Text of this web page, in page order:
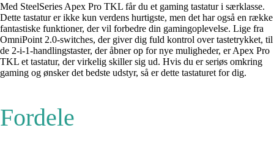
Med SteelSeries Apex Pro TKL får du et gaming tastatur i særklasse.
Dette tastatur er ikke kun verdens hurtigste, men det har også en række
fantastiske funktioner, der vil forbedre din gamingoplevelse. Lige fra
OmniPoint 2.0-switches, der giver dig fuld kontrol over tastetrykket, til
de 2-i-1-handlingstaster, der åbner op for nye muligheder, er Apex Pro
TKL et tastatur, der virkelig skiller sig ud. Hvis du er seriøs omkring
gaming og ønsker det bedste udstyr, så er dette tastaturet for dig.
Fordele